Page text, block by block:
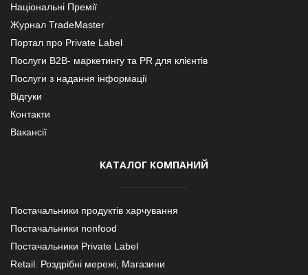
Національні Премії
Журнал TradeMaster
Портал про Private Label
Послуги В2В- маркетингу та PR для клієнтів
Послуги з надання інформації
Відгуки
Контакти
Вакансії
КАТАЛОГ КОМПАНИЙ
Постачальники продуктів харчування
Постачальники nonfood
Постачальники Private Label
Retail. Роздрібні мережі, Магазини